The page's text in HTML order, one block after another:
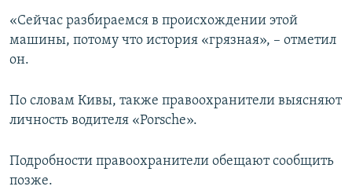
«Сейчас разбираемся в происхождении этой
машины, потому что история «грязная», – отметил
он.
По словам Кивы, также правоохранители выясняют
личность водителя «Porsche».
Подробности правоохранители обещают сообщить
позже.